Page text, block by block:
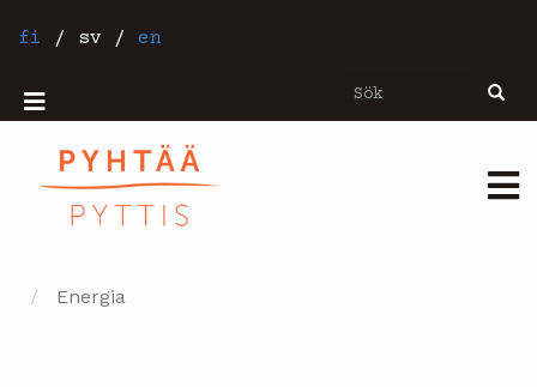
tillfi / sv / en
Sök Sök
Mobiilivalikko
Energia